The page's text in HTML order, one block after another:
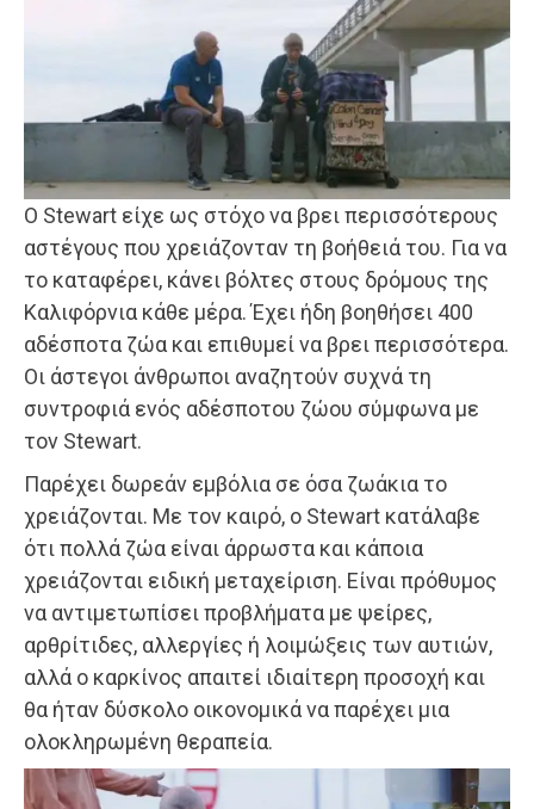
Ο Stewart είχε ως στόχο να βρει περισσότερους
αστέγους που χρειάζονταν τη βοήθειά του. Για να
το καταφέρει, κάνει βόλτες στους δρόμους της
Καλιφόρνια κάθε μέρα. Έχει ήδη βοηθήσει 400
αδέσποτα ζώα και επιθυμεί να βρει περισσότερα.
Οι άστεγοι άνθρωποι αναζητούν συχνά τη
συντροφιά ενός αδέσποτου ζώου σύμφωνα με
τον Stewart.
Παρέχει δωρεάν εμβόλια σε όσα ζωάκια το
χρειάζονται. Με τον καιρό, ο Stewart κατάλαβε
ότι πολλά ζώα είναι άρρωστα και κάποια
χρειάζονται ειδική μεταχείριση. Είναι πρόθυμος
να αντιμετωπίσει προβλήματα με ψείρες,
αρθρίτιδες, αλλεργίες ή λοιμώξεις των αυτιών,
αλλά ο καρκίνος απαιτεί ιδιαίτερη προσοχή και
θα ήταν δύσκολο οικονομικά να παρέχει μια
ολοκληρωμένη θεραπεία.